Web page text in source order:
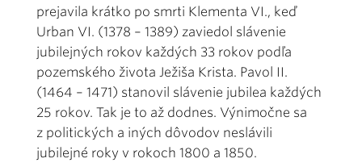
prejavila krátko po smrti Klementa VI., keď
Urban VI. (1378 – 1389) zaviedol slávenie
jubilejných rokov každých 33 rokov podľa
pozemského života Ježiša Krista. Pavol II.
(1464 – 1471) stanovil slávenie jubilea každých
25 rokov. Tak je to až dodnes. Výnimočne sa
z politických a iných dôvodov neslávili
jubilejné roky v rokoch 1800 a 1850.